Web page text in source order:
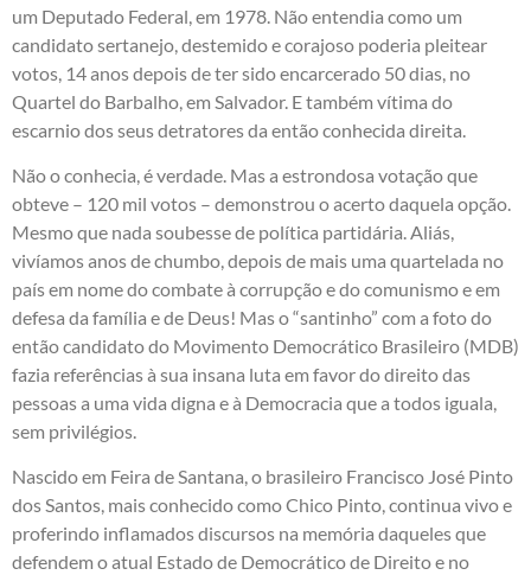
um Deputado Federal, em 1978. Não entendia como um
candidato sertanejo, destemido e corajoso poderia pleitear
votos, 14 anos depois de ter sido encarcerado 50 dias, no
Quartel do Barbalho, em Salvador. E também vítima do
escarnio dos seus detratores da então conhecida direita.
Não o conhecia, é verdade. Mas a estrondosa votação que
obteve – 120 mil votos – demonstrou o acerto daquela opção.
Mesmo que nada soubesse de política partidária. Aliás,
vivíamos anos de chumbo, depois de mais uma quartelada no
país em nome do combate à corrupção e do comunismo e em
defesa da família e de Deus! Mas o “santinho” com a foto do
então candidato do Movimento Democrático Brasileiro (MDB)
fazia referências à sua insana luta em favor do direito das
pessoas a uma vida digna e à Democracia que a todos iguala,
sem privilégios.
Nascido em Feira de Santana, o brasileiro Francisco José Pinto
dos Santos, mais conhecido como Chico Pinto, continua vivo e
proferindo inflamados discursos na memória daqueles que
defendem o atual Estado de Democrático de Direito e no